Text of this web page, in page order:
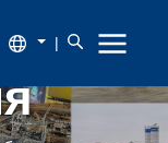
|